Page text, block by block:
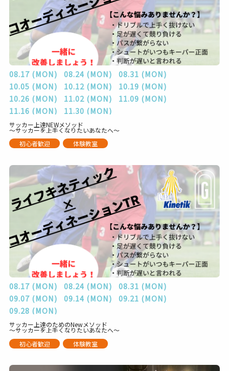
08.17 (MON) 08.24 (MON)
08.31 (MON)
10.05 (MON)
10.12 (MON)
10.19 (MON)
10.26 (MON)
11.02 (MON)
11.09 (MON)
11.16 (MON)
11.30 (MON)
サッカー上達NEWメソッド
～サッカーを上手くなりたいあなたへ～
初心者歓迎
体験教室
08.17 (MON) 08.24 (MON)
08.31 (MON)
09.07 (MON)
09.14 (MON)
09.21 (MON)
09.28 (MON)
サッカー上達のためのNewメソッド
～サッカーを上手くなりたいあなたへ～
初心者歓迎
体験教室